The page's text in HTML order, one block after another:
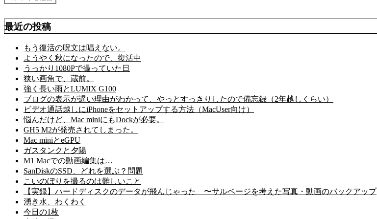
最近の投稿
もう復活の呪文は唱えない。
ようやく秋になったので、復活中
うっかり1080Pで撮っていた日
狭い画角で、蔵前。
強く長い雨とLUMIX G100
ブログの表示が遅い理由がわかって、やっとすっきりしたので備忘録（2年越しくらい）
ビデオ通話越しにiPhoneをセットアップする方法（MacUser向け）
悩んだけど、Mac miniにもDockが必要。
GH5 M2が発売されてしまった。
Mac miniとeGPU
ガスタンクと夕陽
M1 Macでの動画編集は…
SanDiskのSSD、どれを選ぶ？問題
こいのぼりを撮るのは難しいこと
【実録】ハードディスクのデータが飛んじゃった 〜サルベージを考えた写真・動画のバックアップ
湧き水、わくわく
今日の1枚